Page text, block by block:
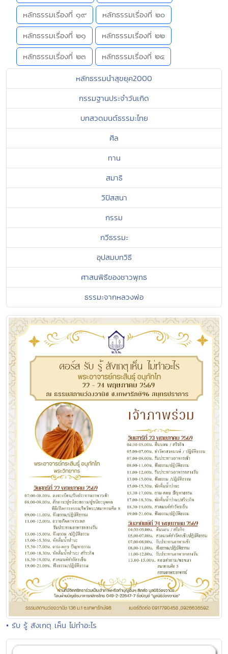
หลักธรรมเรื่องที่ ๑๙
หลักธรรมเรื่องที่ ๒๐
หลักธรรมเรื่องที่ ๒๑
หลักธรรมเรื่องที่ ๒๒
หลักธรรมเรื่องที่ ๒๓
หลักธรรมเรื่องที่ ๒๔
หลักธรรมนำสุขยุค2000
กรรมฐานประจำวันเกิด
บทสวดมนต์ธรรมะไทย
ศีล
ทาน
สมาธิ
วิปัสสนา
กรรม
กวีธรรมะ
อุปสมบทวิธี
ศาสนพิธีของชาวพุทธ
ธรรมะจากหลวงพ่อ
• รับ รู้ สังเกตุ เห็น ไม่ทำอะไร